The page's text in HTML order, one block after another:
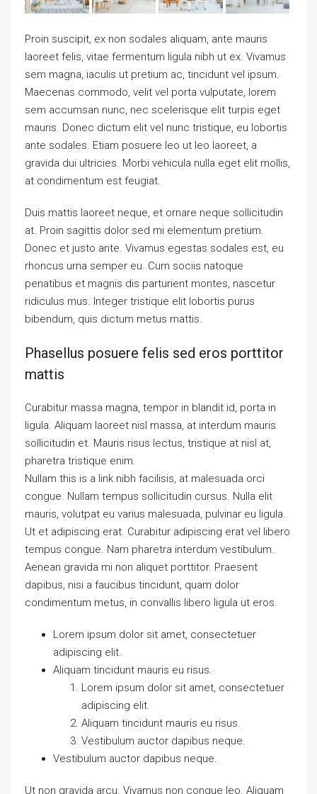
Proin suscipit, ex non sodales aliquam, ante mauris
laoreet felis, vitae fermentum ligula nibh ut ex. Vivamus
sem magna, iaculis ut pretium ac, tincidunt vel ipsum.
Maecenas commodo, velit vel porta vulputate, lorem
sem accumsan nunc, nec scelerisque elit turpis eget
mauris. Donec dictum elit vel nunc tristique, eu lobortis
ante sodales. Etiam posuere leo ut leo laoreet, a
gravida dui ultricies. Morbi vehicula nulla eget elit mollis,
at condimentum est feugiat.
Duis mattis laoreet neque, et ornare neque sollicitudin
at. Proin sagittis dolor sed mi elementum pretium.
Donec et justo ante. Vivamus egestas sodales est, eu
rhoncus urna semper eu. Cum sociis natoque
penatibus et magnis dis parturient montes, nascetur
ridiculus mus. Integer tristique elit lobortis purus
bibendum, quis dictum metus mattis.
Phasellus posuere felis sed eros porttitor
mattis
Curabitur massa magna, tempor in blandit id, porta in
ligula. Aliquam laoreet nisl massa, at interdum mauris
sollicitudin et. Mauris risus lectus, tristique at nisl at,
pharetra tristique enim.
Nullam this is a link nibh facilisis, at malesuada orci
congue. Nullam tempus sollicitudin cursus. Nulla elit
mauris, volutpat eu varius malesuada, pulvinar eu ligula.
Ut et adipiscing erat. Curabitur adipiscing erat vel libero
tempus congue. Nam pharetra interdum vestibulum.
Aenean gravida mi non aliquet porttitor. Praesent
dapibus, nisi a faucibus tincidunt, quam dolor
condimentum metus, in convallis libero ligula ut eros.
Lorem ipsum dolor sit amet, consectetuer
adipiscing elit.
Aliquam tincidunt mauris eu risus.
Lorem ipsum dolor sit amet, consectetuer
adipiscing elit.
Aliquam tincidunt mauris eu risus.
Vestibulum auctor dapibus neque.
Vestibulum auctor dapibus neque.
Ut non gravida arcu. Vivamus non congue leo. Aliquam